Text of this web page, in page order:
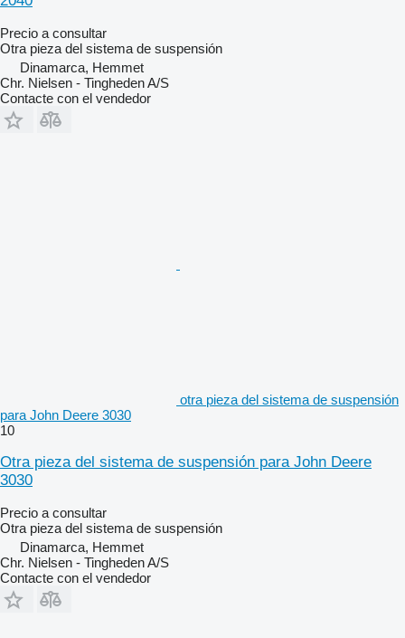
Precio a consultar
Otra pieza del sistema de suspensión
Dinamarca, Hemmet
Chr. Nielsen - Tingheden A/S
Contacte con el vendedor
otra pieza del sistema de suspensión
para John Deere 3030
10
Otra pieza del sistema de suspensión para John Deere
3030
Precio a consultar
Otra pieza del sistema de suspensión
Dinamarca, Hemmet
Chr. Nielsen - Tingheden A/S
Contacte con el vendedor